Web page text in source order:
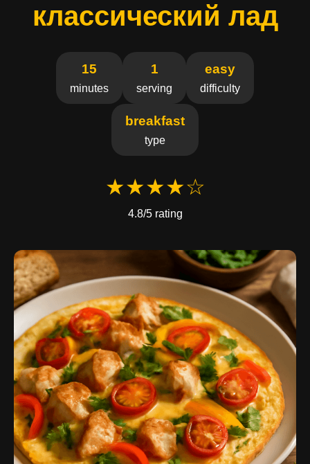
классический лад
15
minutes
1
serving
easy
difficulty
breakfast
type
★★★★☆
4.8/5 rating